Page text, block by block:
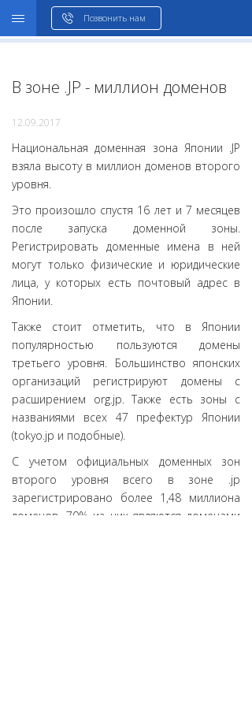
Позвонить нам
В зоне .JP - миллион доменов
12.09.2017
Национальная доменная зона Японии .JP
взяла высоту в миллион доменов второго
уровня.
Это произошло спустя 16 лет и 7 месяцев
после запуска доменной зоны.
Регистрировать доменные имена в ней
могут только физические и юридические
лица, у которых есть почтовый адрес в
Японии.
Также стоит отметить, что в Японии
популярностью пользуются домены
третьего уровня. Большинство японских
организаций регистрируют домены с
расширением org.jp. Также есть зоны с
названиями всех 47 префектур Японии
(tokyo.jp и подобные).
С учетом официальных доменных зон
второго уровня всего в зоне .jp
зарегистрировано более 1,48 миллиона
доменов. 70% из них являются доменами